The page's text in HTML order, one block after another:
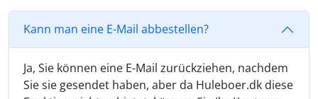
Kann man eine E-Mail abbestellen?
Ja, Sie können eine E-Mail zurückziehen, nachdem
Sie sie gesendet haben, aber da Huleboer.dk diese